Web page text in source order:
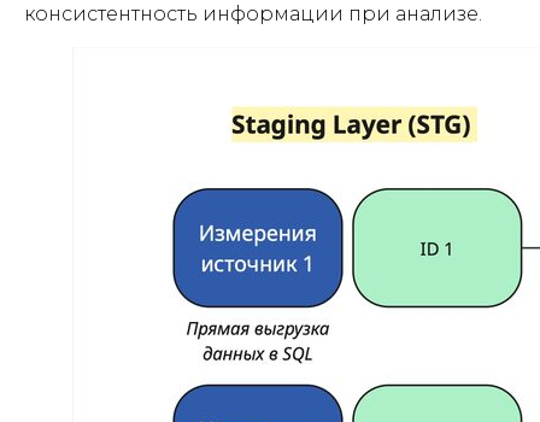
консистентность информации при анализе.